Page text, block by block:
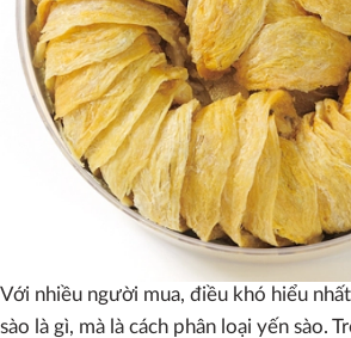
Sau khi khô lại, tổ yến có kết cấu dai
để chưng đường phèn, nấu súp, làm
chế biến thành các sản phẩm chăm sóc
Ngày nay, yến sào phổ biến tại nhiều
Indonesia, Malaysia, Thái Lan và
khu vực có điều kiện tự nhiên phù hợp
Với nhiều người mua, điều khó hiểu
sào là gì, mà là cách phân loại yến sào.